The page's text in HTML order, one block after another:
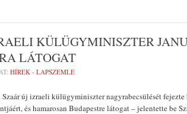
KÜLÜGYMINISZTER
LÁTOGAT
HÍREK - LAPSZEMLE
Szaár új izraeli külügyminiszter nagyrabecsülését
és hamarosan Budapestre látogat – jelentette be